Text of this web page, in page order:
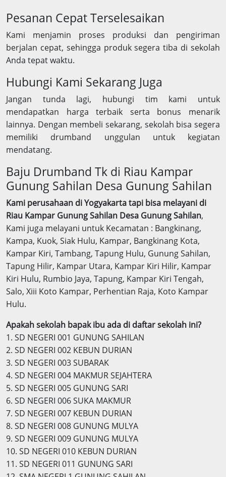
Pesanan Cepat Terselesaikan
Kami menjamin proses produksi dan pengiriman
berjalan cepat, sehingga produk segera tiba di sekolah
Anda tepat waktu.
Hubungi Kami Sekarang Juga
Jangan tunda lagi, hubungi tim kami untuk
mendapatkan harga terbaik serta bonus menarik
lainnya. Dengan membeli sekarang, sekolah bisa segera
memiliki drumband unggulan untuk kegiatan
mendatang.
Baju Drumband Tk di Riau Kampar
Gunung Sahilan Desa Gunung Sahilan
Kami perusahaan di Yogyakarta tapi bisa melayani di
Riau Kampar Gunung Sahilan Desa Gunung Sahilan,
Kami juga melayani untuk Kecamatan : Bangkinang,
Kampa, Kuok, Siak Hulu, Kampar, Bangkinang Kota,
Kampar Kiri, Tambang, Tapung Hulu, Gunung Sahilan,
Tapung Hilir, Kampar Utara, Kampar Kiri Hilir, Kampar
Kiri Hulu, Rumbio Jaya, Tapung, Kampar Kiri Tengah,
Salo, Xiii Koto Kampar, Perhentian Raja, Koto Kampar
Hulu.
Apakah sekolah bapak ibu ada di daftar sekolah ini?
1. SD NEGERI 001 GUNUNG SAHILAN
2. SD NEGERI 002 KEBUN DURIAN
3. SD NEGERI 003 SUBARAK
4. SD NEGERI 004 MAKMUR SEJAHTERA
5. SD NEGERI 005 GUNUNG SARI
6. SD NEGERI 006 SUKA MAKMUR
7. SD NEGERI 007 KEBUN DURIAN
8. SD NEGERI 008 GUNUNG MULYA
9. SD NEGERI 009 GUNUNG MULYA
10. SD NEGERI 010 KEBUN DURIAN
11. SD NEGERI 011 GUNUNG SARI